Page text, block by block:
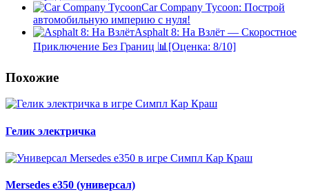
Car Company Tycoon: Построй
автомобильную империю с нуля!
Asphalt 8: На Взлёт — Скоростное
Приключение Без Границ 📊[Оценка: 8/10]
Похожие
Гелик электричка
Mersedes e350 (универсал)